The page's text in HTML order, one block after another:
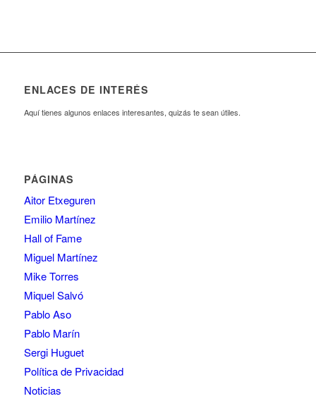
ENLACES DE INTERÉS
Aquí tienes algunos enlaces interesantes, quizás te sean útiles.
PÁGINAS
Aitor Etxeguren
Emilio Martínez
Hall of Fame
Miguel Martínez
Mike Torres
Miquel Salvó
Pablo Aso
Pablo Marín
Sergi Huguet
Política de Privacidad
Noticias